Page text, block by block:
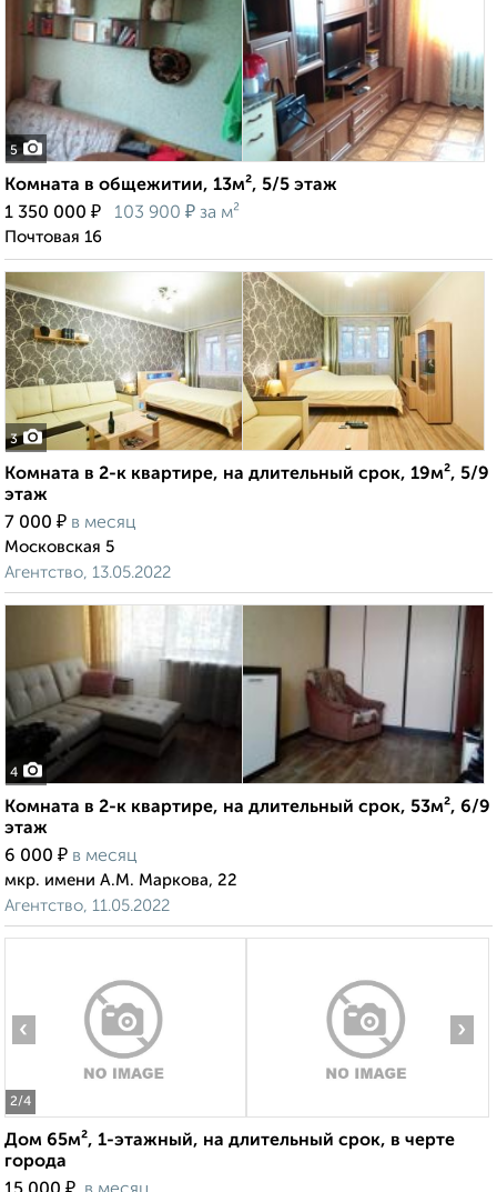
5
Комната в общежитии, 13м², 5/5 этаж
1 350 000 ₽ 103 900 ₽ за м²
Почтовая 16
3
Комната в 2-к квартире, на длительный срок, 19м², 5/9
этаж
7 000 ₽ в месяц
Московская 5
Агентство, 13.05.2022
4
Комната в 2-к квартире, на длительный срок, 53м², 6/9
этаж
6 000 ₽ в месяц
мкр. имени А.М. Маркова, 22
Агентство, 11.05.2022
2/4
‹ ›
Дом 65м², 1-этажный, на длительный срок, в черте
города